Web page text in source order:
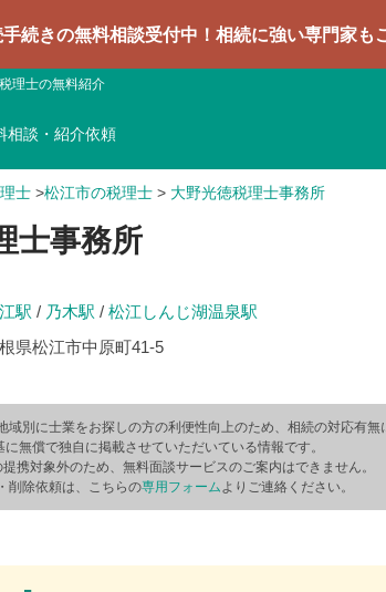
無料相談受付中！相続に強い専門家もご紹介で
理士の無料紹介
相談・紹介依頼
士 >松江市の税理士 > 大野光徳税理士事務所
士事務所
駅 / 乃木駅 / 松江しんじ湖温泉駅
県松江市中原町41-5
別に士業をお探しの方の利便性向上のため、相続の対応有無
無償で独自に掲載させていただいている情報です。
携対象外のため、無料面談サービスのご案内はできません。
削除依頼は、こちらの専用フォームよりご連絡ください。